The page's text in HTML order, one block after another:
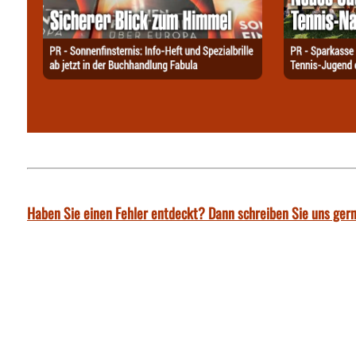
Haben Sie einen Fehler entdeckt? Dann schreiben Sie uns